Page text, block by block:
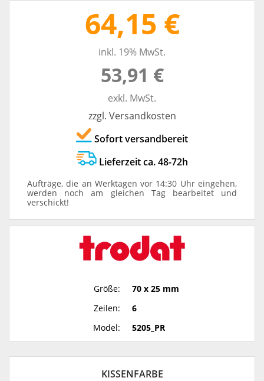
64,15 €
inkl. 19% MwSt.
53,91 €
exkl. MwSt.
zzgl. Versandkosten
Sofort versandbereit
Lieferzeit ca. 48-72h
Aufträge, die an Werktagen vor 14:30 Uhr eingehen,
werden noch am gleichen Tag bearbeitet und
verschickt!
Größe:
70 x 25 mm
Zeilen:
6
Model:
5205_PR
KISSENFARBE